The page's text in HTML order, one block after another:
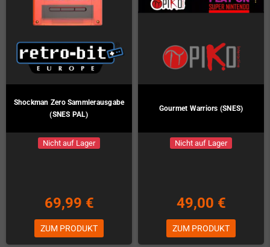
Shockman Zero Sammlerausgabe
(SNES PAL)
Nicht auf Lager
69,99 €
ZUM PRODUKT
Gourmet Warriors (SNES)
Nicht auf Lager
49,00 €
ZUM PRODUKT